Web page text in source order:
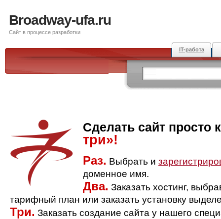
Broadway-ufa.ru
Сайт в процессе разработки
IT-работа
Сделать сайт просто
три»!
Раз. Выбрать и
доменное имя.
Два. Заказать хостинг,
тарифный план или заказать установку
Три. Заказать создание сайта у нашего